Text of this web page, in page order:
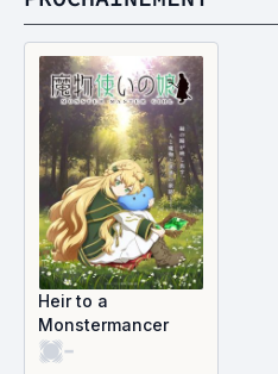
Heir to a
Monstermancer
-